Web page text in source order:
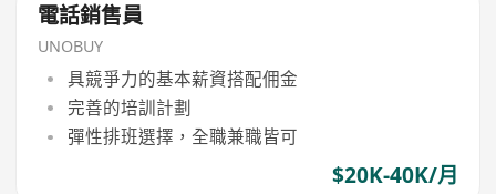
電話銷售員
UNOBUY
具競爭力的基本薪資搭配佣金
完善的培訓計劃
彈性排班選擇，全職兼職皆可
$20K-40K/月